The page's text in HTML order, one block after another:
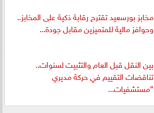
مخابز بورسعيد تقترح رقابة ذكية على المخابز..
وحوافز مالية للمتميزين مقابل جودة...
بين النقل قبل العام والتثبيت لسنوات..
تناقضات التقييم في حركة مديري
”مستشفيات...